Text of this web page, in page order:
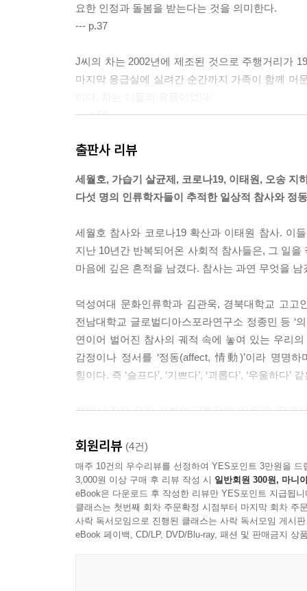
요한 인정과 돌봄을 받는다는 것을 의미한다.
--- p.37
J씨의 차는 2002년에 제조된 것으로 주행거리가
마지막 응급실에 실려간 순간까지 가족이 함께 머
--- p.60
정동이라는 개념을 통해 현실을 다루고자 하는 기
영향을 끼칠 수 있다. 그렇기에 모든 마주침은 특정
--- p.76
애도는 이처럼 사회 환경과 상황, 조건과 맥락에
적 조건과 맥락은 다시 중요해진다. 또한 앞서 짚
지가 실제 애도 행위에 영향을 미치기 때문이다.
좋은 죽음이란 무엇인가에 정답은 없다. 따라서 ‘
로서 ‘애도’는 죽음을 마주한 사람들이 누구나 동
리적 함의가 담겨 있기 때문에 교육적 논의를 통
--- p.116
간 동안 살아온 일상을 되짚으며 그들의 목소리를
있었던 그 힘이 어디에서 나오는지 궁금했다.
--- p.126~127
테일러에게 인지증과 사는 삶이란 시간이 멈춰진
아가는 자신은 세상과 마주하면서 “포용”하기도
출판사 리뷰
세월호, 가습기 살균제, 코로나19, 이태원, 오송 지
다섯 명의 인류학자들이 추적한 일상적 참사와 정
세월호 참사와 코로나19 확산과 이태원 참사. 이
지난 10년간 반복되어온 사회적 참사들은, 그 일
마음에 깊은 흔적을 남겼다. 참사는 과연 무엇을
덕성여대 문화인류학과 김관욱, 경북대학교 고
전남대학교 글로벌디아스포라연구소 정종민 등 ‘
연이어 벌어진 참사의 궤적 속에 놓여 있는 우리
감정이나 정서를 ‘정동(affect, 情動)’이라 명명
힘이다. 즉 ‘슬프다’, ‘기쁘다’, ‘괴롭다’, ‘우울하
책에서 짚은 우리 사회의 공통적인 ‘정동’은 ‘무
것이다. 그렇게 사회적 참사는 이제 그만 듣기 싫
전락한다. 참사를 관심에서 치워버리는 동안 우
초조도 얻는다.
우리는 어느 날 갑자기 이 감정적 진공 상태, 무
맺음말에서 ‘우리가 느끼는 모든 감각에도 나름
회원리뷰 (4건)
매주 10건의 우수리뷰를 선정하여 YES포인트 3만원을 드
3,000원 이상 구매 후 리뷰 작성 시 일반회원 300원, 마니
eBook은 다운로드 후 작성한 리뷰만 YES포인트 지급됩니
클래스는 첫번째 회차 주문확정 시점부터 마지막 회차 주
사락 독서모임으로 진행된 클래스는 사락 독서모임 게시
eBook 페이백, CD/LP, DVD/Blu-ray, 패션 및 판매금지 상